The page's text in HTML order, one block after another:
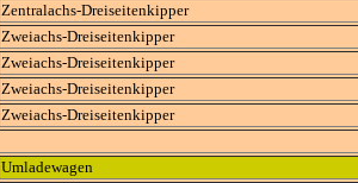
Zentralachs-Dreiseitenkipper
Zweiachs-Dreiseitenkipper
Zweiachs-Dreiseitenkipper
Zweiachs-Dreiseitenkipper
Zweiachs-Dreiseitenkipper
Umladewagen